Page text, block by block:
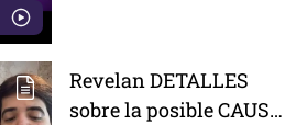
Revelan DETALLES
sobre la posible CAUSA